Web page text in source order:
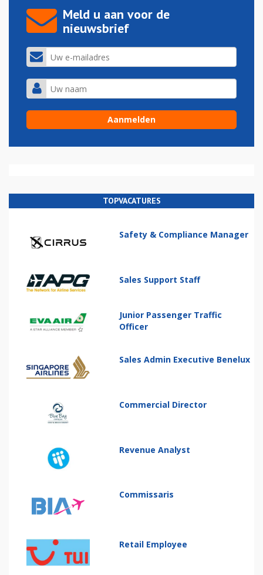
Meld u aan voor de
nieuwsbrief
TOPVACATURES
Safety & Compliance Manager
Sales Support Staff
Junior Passenger Traffic
Officer
Sales Admin Executive Benelux
Commercial Director
Revenue Analyst
Commissaris
Retail Employee